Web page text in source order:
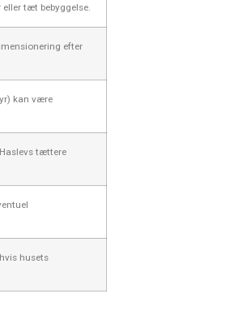
tæt bebyggelse.
efter
kan være
tættere
husets